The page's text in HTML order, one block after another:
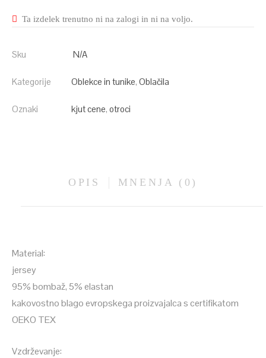
Ta izdelek trenutno ni na zalogi in ni na voljo.
Sku N/A
Kategorije Oblekce in tunike, Oblačila
Oznaki kjut cene, otroci
OPIS MNENJA (0)
Material:
jersey
95% bombaž, 5% elastan
kakovostno blago evropskega proizvajalca s certifikatom
OEKO TEX
Vzdrževanje: